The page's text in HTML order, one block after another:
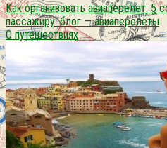
Как организовать авиаперелет: 5
пассажиру. блог — авиаперелеты
О путешествиях